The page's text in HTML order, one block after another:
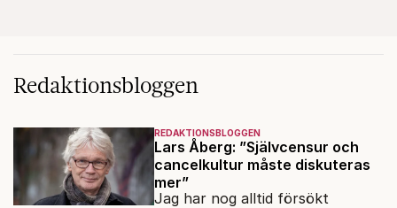
Redaktionsbloggen
REDAKTIONSBLOGGEN
Lars Åberg: ”Självcensur och
cancelkultur måste diskuteras
mer”
Jag har nog alltid försökt